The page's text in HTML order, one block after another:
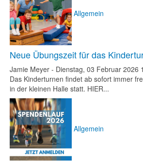
Allgemein
Neue Übungszeit für das
Jamie Meyer - Dienstag, 03 Februar 2026
Das Kinderturnen findet ab sofort immer
in der kleinen Halle statt. HIER...
Allgemein